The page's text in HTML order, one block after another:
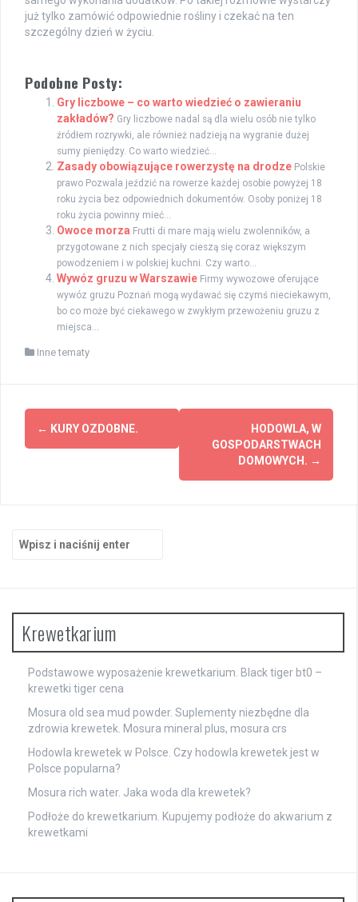
już tylko zamówić odpowiednie rośliny i czekać na ten
szczególny dzień w życiu.
Podobne Posty:
Gry liczbowe – co warto wiedzieć o zawieraniu
zakładów? Gry liczbowe nadal są dla wielu osób nie tylko
źródłem rozrywki, ale również nadzieją na wygranie dużej
sumy pieniędzy. Co warto wiedzieć...
Zasady obowiązujące rowerzystę na drodze Polskie
prawo Pozwala jeździć na rowerze każdej osobie powyżej 18
roku życia bez odpowiednich dokumentów. Osoby poniżej 18
roku życia powinny mieć...
Owoce morza Frutti di mare mają wielu zwolenników, a
przygotowane z nich specjały cieszą się coraz większym
powodzeniem i w polskiej kuchni. Czy warto...
Wywóz gruzu w Warszawie Firmy wywozowe oferujące
wywóz gruzu Poznań mogą wydawać się czymś nieciekawym,
bo co może być ciekawego w zwykłym przewożeniu gruzu z
miejsca...
Inne tematy
Zobacz
wpisy
← KURY OZDOBNE.
HODOWLA, W
GOSPODARSTWACH
DOMOWYCH. →
Szukaj:
Krewetkarium
Podstawowe wyposażenie krewetkarium. Black tiger bt0 –
krewetki tiger cena
Mosura old sea mud powder. Suplementy niezbędne dla
zdrowia krewetek. Mosura mineral plus, mosura crs
Hodowla krewetek w Polsce. Czy hodowla krewetek jest w
Polsce popularna?
Mosura rich water. Jaka woda dla krewetek?
Podłoże do krewetkarium. Kupujemy podłoże do akwarium z
krewetkami